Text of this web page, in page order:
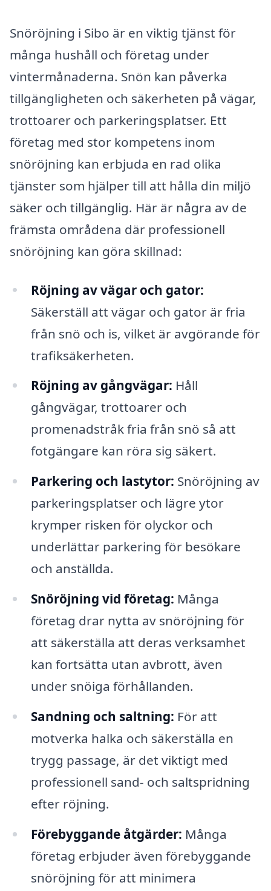
Snöröjning i Sibo är en viktig tjänst för
många hushåll och företag under
vintermånaderna. Snön kan påverka
tillgängligheten och säkerheten på vägar,
trottoarer och parkeringsplatser. Ett
företag med stor kompetens inom
snöröjning kan erbjuda en rad olika
tjänster som hjälper till att hålla din miljö
säker och tillgänglig. Här är några av de
främsta områdena där professionell
snöröjning kan göra skillnad:
Röjning av vägar och gator:
Säkerställ att vägar och gator är fria
från snö och is, vilket är avgörande för
trafiksäkerheten.
Röjning av gångvägar: Håll
gångvägar, trottoarer och
promenadstråk fria från snö så att
fotgängare kan röra sig säkert.
Parkering och lastytor: Snöröjning av
parkeringsplatser och lägre ytor
krymper risken för olyckor och
underlättar parkering för besökare
och anställda.
Snöröjning vid företag: Många
företag drar nytta av snöröjning för
att säkerställa att deras verksamhet
kan fortsätta utan avbrott, även
under snöiga förhållanden.
Sandning och saltning: För att
motverka halka och säkerställa en
trygg passage, är det viktigt med
professionell sand- och saltspridning
efter röjning.
Förebyggande åtgärder: Många
företag erbjuder även förebyggande
snöröjning för att minimera